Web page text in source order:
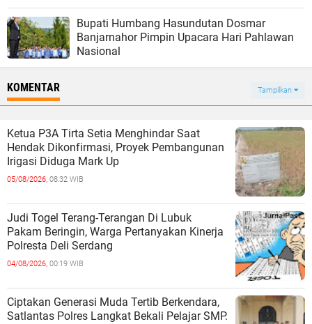
Bupati Humbang Hasundutan Dosmar
Banjarnahor Pimpin Upacara Hari Pahlawan
Nasional
KOMENTAR Tampilkan
Ketua P3A Tirta Setia Menghindar Saat
Hendak Dikonfirmasi, Proyek Pembangunan
Irigasi Diduga Mark Up
05/08/2026, 08:32 WIB
Judi Togel Terang-Terangan Di Lubuk
Pakam Beringin, Warga Pertanyakan Kinerja
Polresta Deli Serdang
04/08/2026, 00:19 WIB
Ciptakan Generasi Muda Tertib Berkendara,
Satlantas Polres Langkat Bekali Pelajar SMP.